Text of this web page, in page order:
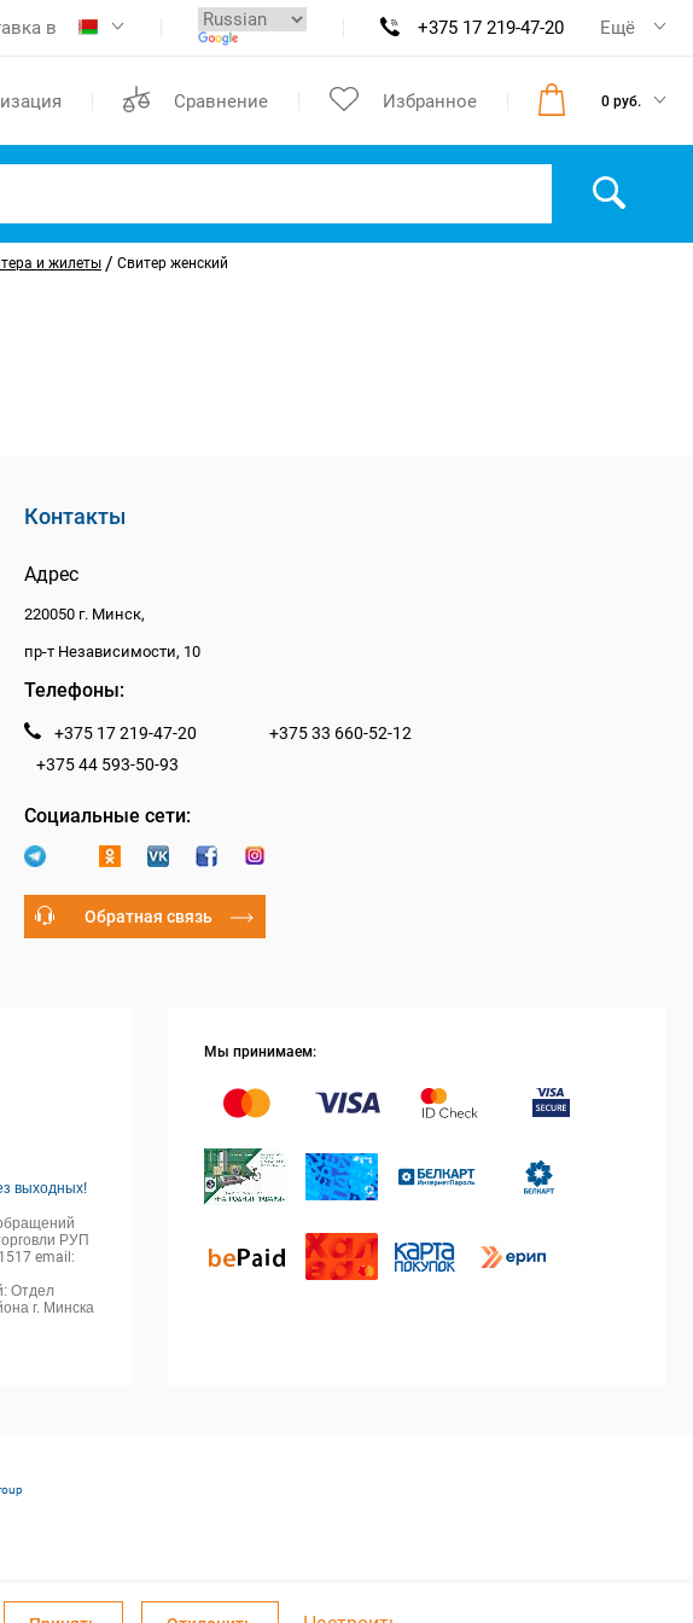
в +375 17 219-47-20 Ещё
Сравнение Избранное 0 руб.
и жилеты / Свитер женский
Контакты
Адрес
220050 г. Минск,
пр-т Независимости, 10
Телефоны:
+375 17 219-47-20
+375 33 660-52-12
+375 44 593-50-93
Социальные сети:
Обратная связь
выходных!
РУП
email:
Отдел
г. Минска
Мы принимаем: